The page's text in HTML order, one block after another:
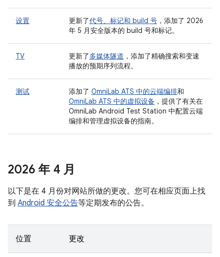
设置 更新了代号、标记和 build 号 ，添加了 2026
年 5 月安全版本的 build 号和标记。
TV 更新了多媒体隧道 ，添加了精确搜索和变速
播放的预期序列流程。
测试 添加了 OmniLab ATS 中的云端编排和
OmniLab ATS 中的虚拟设备 ，提供了有关在
OmniLab Android Test Station 中配置云端
编排和管理虚拟设备的指南。
2026 年 4 月
以下是在 4 月份对网站所做的更改。您可在相应页面上找
到 Android 安全公告等定期发布的公告。
位置 更改